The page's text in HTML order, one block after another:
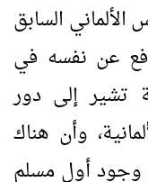
الألماني السابق
عن نفسه في
تشير إلى دور
وأن هناك
وجود أول مسلم